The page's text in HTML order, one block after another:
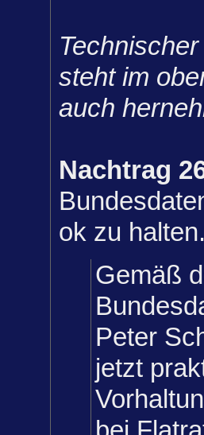
steht im
auch
Nachtrag
ok zu
Gemäß
Peter
jetzt